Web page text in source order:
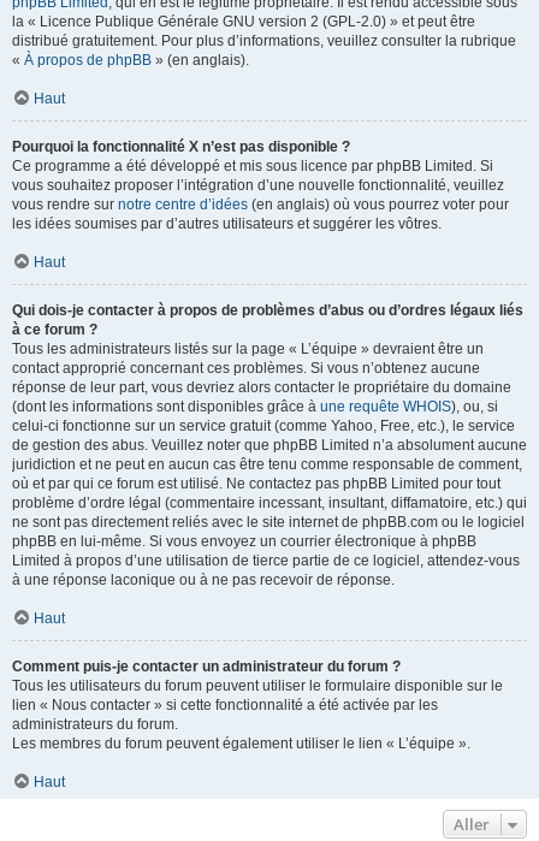
la « Licence Publique Générale GNU version 2 (GPL-2.0) » et peut être
distribué gratuitement. Pour plus d’informations, veuillez consulter la rubrique
« À propos de phpBB » (en anglais).
Haut
Pourquoi la fonctionnalité X n’est pas disponible ?
Ce programme a été développé et mis sous licence par phpBB Limited. Si
vous souhaitez proposer l’intégration d’une nouvelle fonctionnalité, veuillez
vous rendre sur notre centre d’idées (en anglais) où vous pourrez voter pour
les idées soumises par d’autres utilisateurs et suggérer les vôtres.
Haut
Qui dois-je contacter à propos de problèmes d’abus ou d’ordres légaux liés
à ce forum ?
Tous les administrateurs listés sur la page « L’équipe » devraient être un
contact approprié concernant ces problèmes. Si vous n’obtenez aucune
réponse de leur part, vous devriez alors contacter le propriétaire du domaine
(dont les informations sont disponibles grâce à une requête WHOIS), ou, si
celui-ci fonctionne sur un service gratuit (comme Yahoo, Free, etc.), le service
de gestion des abus. Veuillez noter que phpBB Limited n’a absolument aucune
juridiction et ne peut en aucun cas être tenu comme responsable de comment,
où et par qui ce forum est utilisé. Ne contactez pas phpBB Limited pour tout
problème d’ordre légal (commentaire incessant, insultant, diffamatoire, etc.) qui
ne sont pas directement reliés avec le site internet de phpBB.com ou le logiciel
phpBB en lui-même. Si vous envoyez un courrier électronique à phpBB
Limited à propos d’une utilisation de tierce partie de ce logiciel, attendez-vous
à une réponse laconique ou à ne pas recevoir de réponse.
Haut
Comment puis-je contacter un administrateur du forum ?
Tous les utilisateurs du forum peuvent utiliser le formulaire disponible sur le
lien « Nous contacter » si cette fonctionnalité a été activée par les
administrateurs du forum.
Les membres du forum peuvent également utiliser le lien « L’équipe ».
Haut
Aller